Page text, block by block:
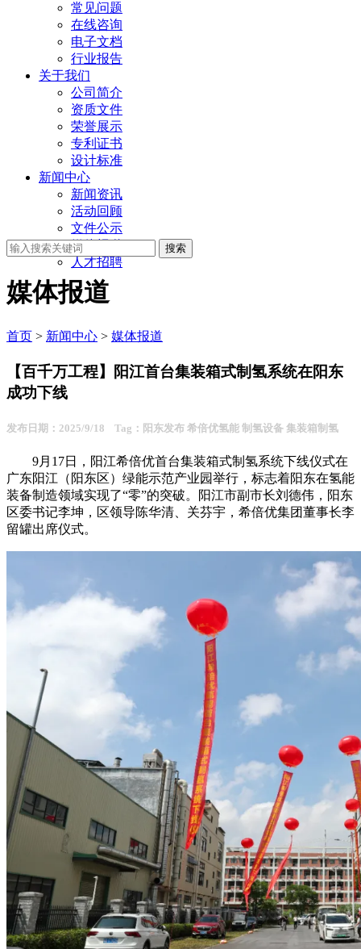
常见问题
在线咨询
电子文档
行业报告
关于我们
公司简介
资质文件
荣誉展示
专利证书
设计标准
新闻中心
新闻资讯
活动回顾
文件公示
媒体报道
人才招聘
媒体报道
首页 > 新闻中心 > 媒体报道
【百千万工程】阳江首台集装箱式制氢系统在阳东
成功下线
发布日期：2025/9/18 Tag：阳东发布 希倍优氢能 制氢设备 集装箱制氢
9月17日，阳江希倍优首台集装箱式制氢系统下线仪式在
广东阳江（阳东区）绿能示范产业园举行，标志着阳东在氢能
装备制造领域实现了“零”的突破。阳江市副市长刘德伟，阳东
区委书记李坤，区领导陈华清、关芬宇，希倍优集团董事长李
留罐出席仪式。